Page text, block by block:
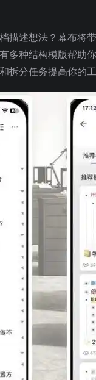
描述想法？幕布将
多种结构模版帮助
拆分任务提高你的工